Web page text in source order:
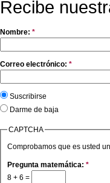
Recibe
Nombre: *
Correo electrónico: *
Suscribirse
Darme de baja
CAPTCHA
Comprobamos que es usted
Pregunta matemática: *
8 + 6 =